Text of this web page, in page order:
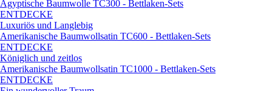
Ägyptische Baumwolle TC300 - Bettlaken-Sets
ENTDECKE
Luxuriös und Langlebig
Amerikanische Baumwollsatin TC600 - Bettlaken-Sets
ENTDECKE
Königlich und zeitlos
Amerikanische Baumwollsatin TC1000 - Bettlaken-Sets
ENTDECKE